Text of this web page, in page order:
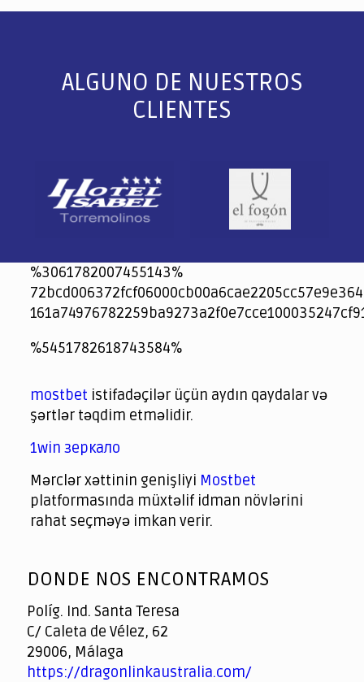
ALGUNO DE NUESTROS
CLIENTES
%3061782007455143%
jeetcity
1xbet
jeet city casino
%5451782618743584%
spintiger
Avabet
Spinrise
Crown Green
Crowngreen casino login
슈가 러쉬1000 슬롯
crazy time casino online
1xcasinozambia.com
codingworldnews.com
parimatch.kr
winorio
winorio casino
winorio
mostbet istifadəçilər üçün aydın qaydalar və
şərtlər təqdim etməlidir.
1win зеркало
Mərclər xəttinin genişliyi Mostbet
platformasında müxtəlif idman növlərini
rahat seçməyə imkan verir.
of
DONDE NOS ENCONTRAMOS
Políg. Ind. Santa Teresa
C/ Caleta de Vélez, 62
29006, Málaga
https://dragonlinkaustralia.com/